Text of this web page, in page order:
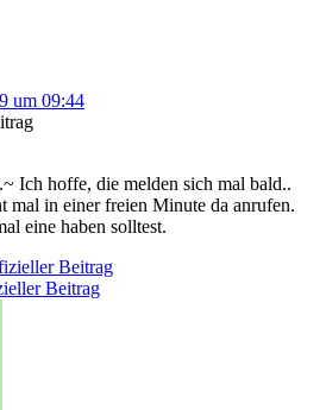
um 09:44
Ich hoffe, die melden sich mal bald..
mal in einer freien Minute da anrufen.
eine haben solltest.
Beitrag
Beitrag